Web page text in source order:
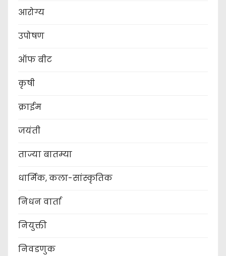
आरोग्य
उपोषण
ऑफ बीट
कृषी
क्राईम
जयंती
ताज्या बातम्या
धार्मिक, कला-सांस्कृतिक
निधन वार्ता
नियुक्ती
निवडणुक